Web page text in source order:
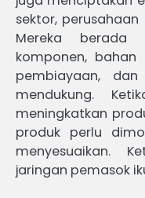
sektor,
Mereka berada
komponen, bahan
pembiayaan,
mendukung.
meningkatkan
produk perlu
menyesuaikan.
jaringan pemasok